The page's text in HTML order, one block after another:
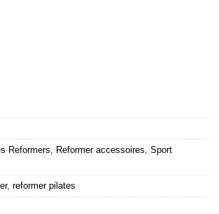
Reformers, Reformer accessoires, Sport
, reformer pilates